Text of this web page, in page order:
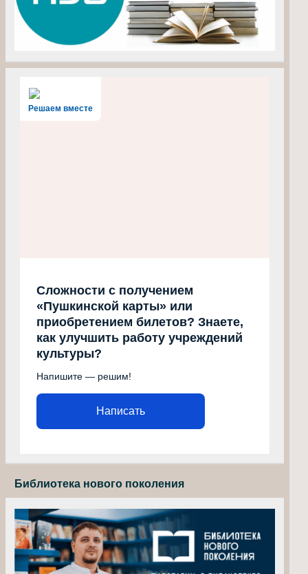
Решаем вместе
Сложности с получением
«Пушкинской карты» или
приобретением билетов? Знаете,
как улучшить работу учреждений
культуры?
Напишите — решим!
Написать
Библиотека нового поколения